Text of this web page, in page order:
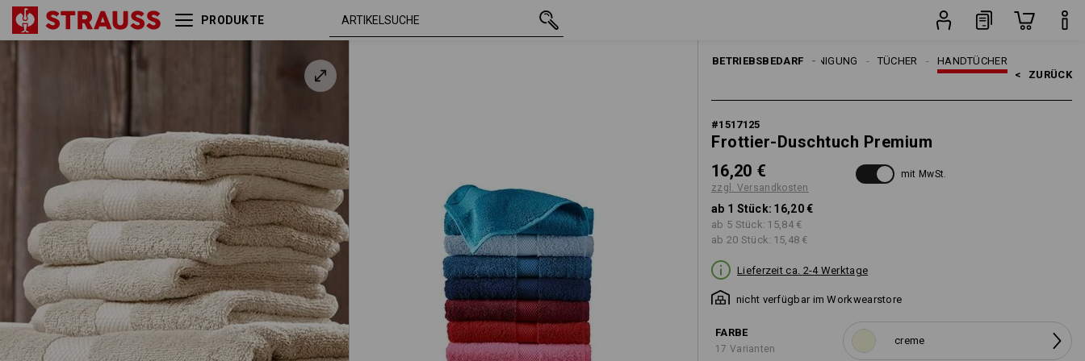
PRODUKTE
BETRIEBSBEDARF HANDTÜCHER
TÜCHER
REINIGUNG
< ZURÜCK
#1517125
Frottier-Duschtuch Premium
16,20 €
zzgl. Versandkosten
mit MwSt.
ab 1 Stück: 16,20 €
ab 5 Stück: 15,84 €
ab 20 Stück: 15,48 €
Lieferzeit ca. 2-4 Werktage
nicht verfügbar im Workwearstore
FARBE
17 Varianten
creme
Frottier-Duschtuch Premium creme 16,20 €